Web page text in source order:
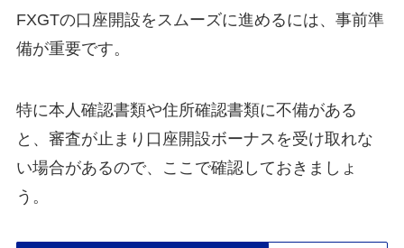
FXGTの口座開設をスムーズに進めるには、事前準
備が重要です。
特に本人確認書類や住所確認書類に不備がある
と、審査が止まり口座開設ボーナスを受け取れな
い場合があるので、ここで確認しておきましょ
う。